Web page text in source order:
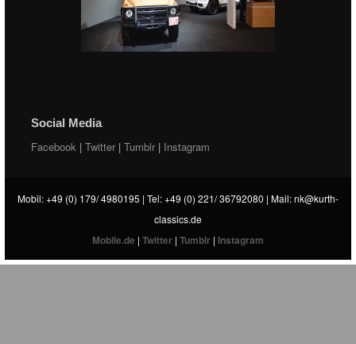
Social Media
Facebook |Twitter |Tumblr | Instagram
Mobil: +49 (0) 179/ 4980195 | Tel: +49 (0) 221/ 36792080 | Mail:nk@kurth-
classics.de
Mobile.de | Twitter | Tumblr | Instagram